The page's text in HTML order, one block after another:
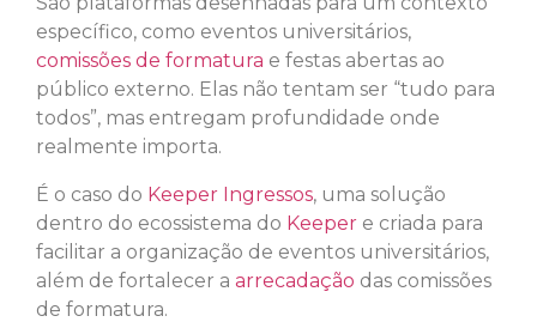
específico, como eventos universitários,
comissões de formatura e festas abertas ao
público externo. Elas não tentam ser “tudo para
todos”, mas entregam profundidade onde
realmente importa.
É o caso do Keeper Ingressos, uma solução
dentro do ecossistema do Keeper e criada para
facilitar a organização de eventos universitários,
além de fortalecer a arrecadação das comissões
de formatura.